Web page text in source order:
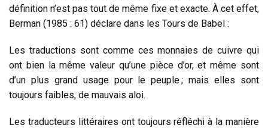
définition n’est pas tout de même fixe et exacte. À cet effet,
Berman (1985 : 61) déclare dans les Tours de Babel :
Les traductions sont comme ces monnaies de cuivre qui
ont bien la même valeur qu’une pièce d’or, et même sont
d’un plus grand usage pour le peuple ; mais elles sont
toujours faibles, de mauvais aloi.
Les traducteurs littéraires ont toujours réfléchi à la manière